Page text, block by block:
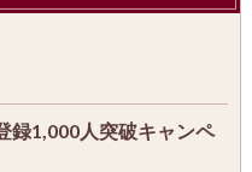
録1,000人突破キャンペ